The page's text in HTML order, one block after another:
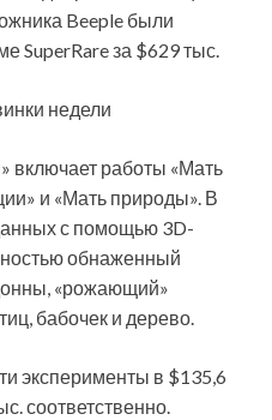
Beeple были
SuperRare за $629 тыс.
недели
включает работы «Мать
и «Мать природы». В
с помощью 3D-
обнаженный
«рожающий»
бабочек и дерево.
эксперименты в $135,6
соответственно.